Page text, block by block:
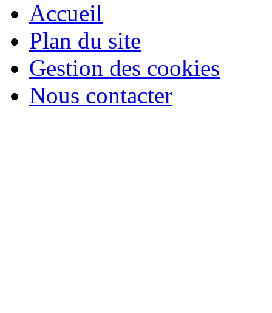
Accueil
Plan du site
Gestion des cookies
Nous contacter